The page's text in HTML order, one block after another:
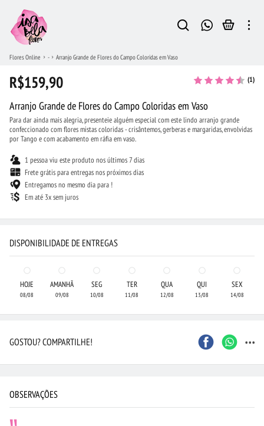
Flores Online - Arranjo Grande de Flores do Campo Coloridas em Vaso
R$159,90 (1)
Arranjo Grande de Flores do Campo Coloridas em Vaso
Para dar ainda mais alegria, presenteie alguém especial com este lindo arranjo grande
confeccionado com flores mistas coloridas - crisântemos, gerberas e margaridas, envolvidas
por Tango e com acabamento em ráfia em vaso.
1 pessoa viu este produto nos últimos 7 dias
Frete grátis para entregas nos próximos dias
Entregamos no mesmo dia para !
Em até 3x sem juros
DISPONIBILIDADE DE ENTREGAS
HOJE
08/08
AMANHÃ
09/08
SEG
10/08
TER
11/08
QUA
12/08
QUI
13/08
SEX
14/08
GOSTOU? COMPARTILHE! ...
OBSERVAÇÕES